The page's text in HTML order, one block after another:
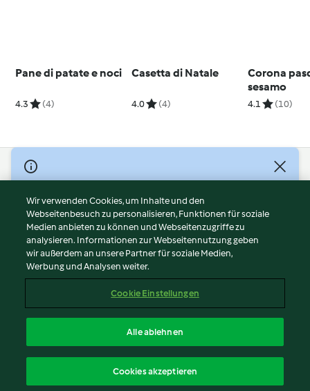
Pane di patate e noci
4.3 (4)
Casetta di Natale
4.0 (4)
Corona
sesamo
4.1 (10)
© Copyright 2026
Nutzungsbedingungen
Datenschutzrichtlinien
Disclaimer
Impressum
Cookies
Abo kündigen
Erklärung zur Barrierefreiheit
Wir verwenden Cookies, um Inhalte und den
Webseitenbesuch zu personalisieren, Funktionen für soziale
Medien anbieten zu können und Webseitenzugriffe zu
analysieren. Informationen zur Webseitennutzung geben
wir außerdem an unsere Partner für soziale Medien,
Werbung und Analysen weiter.
Cookie Einstellungen
Alle ablehnen
Cookies akzeptieren